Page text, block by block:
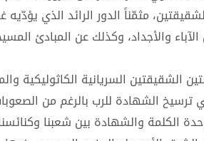
مثمّناً الدور الرائد الذي
والأجداد، وكذلك عن المبادئ
الشقيقتين السريانية
الشهادة للرب بالرغم من
الكلمة والشهادة بين شعبنا